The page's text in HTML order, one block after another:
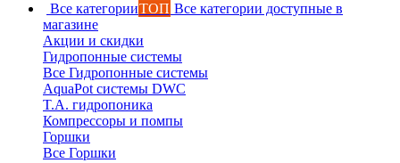
Все категорииТОП Все категории доступные в
магазине
Акции и скидки
Гидропонные системы
Все Гидропонные системы
AquaPot системы DWC
T.A. гидропоника
Компрессоры и помпы
Горшки
Все Горшки